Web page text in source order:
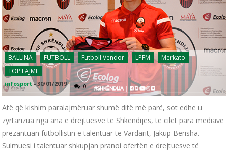
BALLINA FUTBOLL Futboll Vendor LPFM
Merkato
TOP LAJME
infosport -30/01/2019 0
Atë që kishim paralajmëruar shumë ditë më parë, sot edhe u
zyrtarizua nga ana e drejtuesve të Shkëndijës, të cilët para mediave
prezantuan futbollistin e talentuar të Vardarit, Jakup Berisha.
Sulmuesi i talentuar shkupjan pranoi ofertën e drejtuesve të